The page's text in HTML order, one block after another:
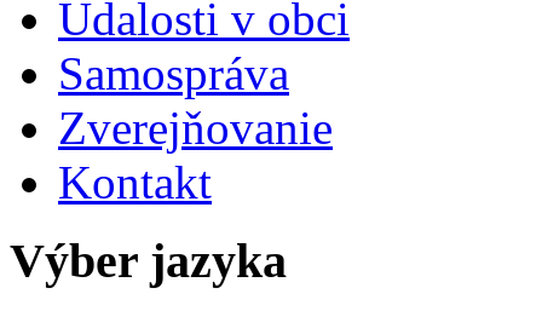
Udalosti v obci
Samospráva
Zverejňovanie
Kontakt
Výber jazyka